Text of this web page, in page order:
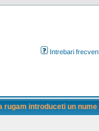
Intrebari
rugam introduceti un